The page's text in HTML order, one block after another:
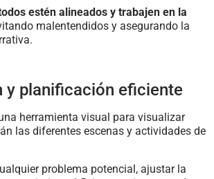
estén alineados y trabajen en la
malentendidos y asegurando la
y planificación eficiente
herramienta visual para visualizar
las diferentes escenas y actividades de
problema potencial, ajustar la